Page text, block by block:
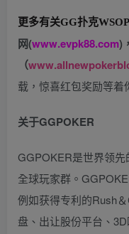
更多有关GG扑克WSOP
网(www.evpk88.com) ，
（
载，惊喜红包奖励等着
关于GGPOKER
GGPOKER是世界领
全球玩家群。
例如获得专利的Rush
盘、出让股份平台、